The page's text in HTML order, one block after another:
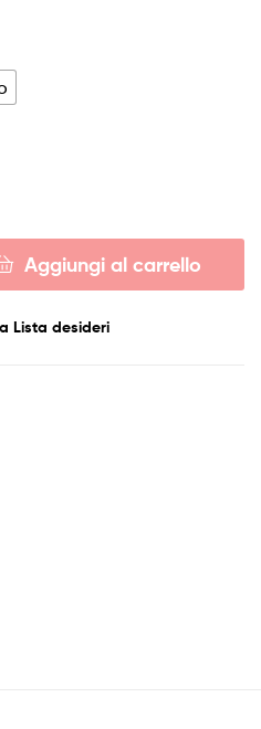
Aggiungi al carrello
Lista desideri